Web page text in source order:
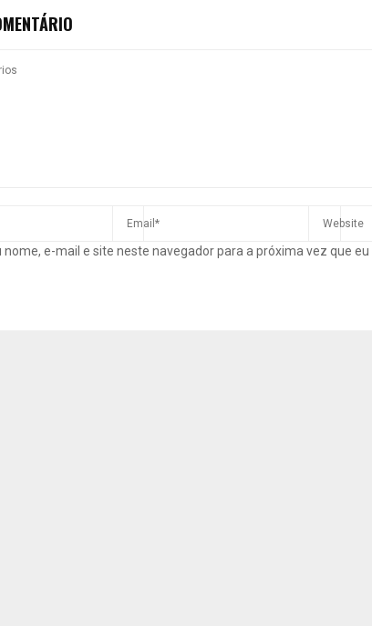
nome, e-mail e site neste navegador para a próxima vez que